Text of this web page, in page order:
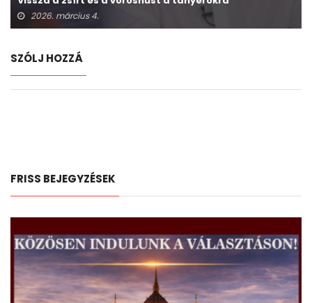
2026. március 4.
SZÓLJ HOZZÁ
FRISS BEJEGYZÉSEK